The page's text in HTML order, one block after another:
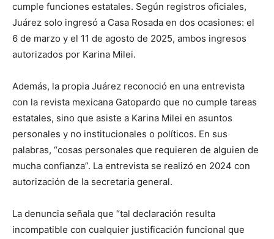
cumple funciones estatales. Según registros oficiales,
Juárez solo ingresó a Casa Rosada en dos ocasiones: el
6 de marzo y el 11 de agosto de 2025, ambos ingresos
autorizados por Karina Milei.
Además, la propia Juárez reconoció en una entrevista
con la revista mexicana Gatopardo que no cumple tareas
estatales, sino que asiste a Karina Milei en asuntos
personales y no institucionales o políticos. En sus
palabras, “cosas personales que requieren de alguien de
mucha confianza”. La entrevista se realizó en 2024 con
autorización de la secretaria general.
La denuncia señala que “tal declaración resulta
incompatible con cualquier justificación funcional que